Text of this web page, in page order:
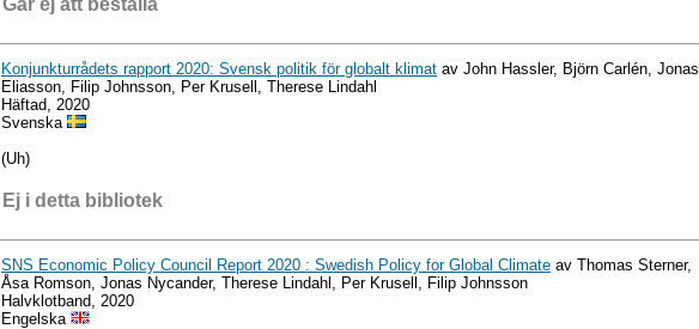
Konjunkturrådets rapport 2020: Svensk politik för globalt klimat av John Hassler, Björn Carlén, Jonas
Eliasson, Filip Johnsson, Per Krusell, Therese Lindahl
Häftad, 2020
Svenska
(Uh)
Ej i detta bibliotek
SNS Economic Policy Council Report 2020 : Swedish Policy for Global Climate av Thomas Sterner,
Åsa Romson, Jonas Nycander, Therese Lindahl, Per Krusell, Filip Johnsson
Halvklotband, 2020
Engelska